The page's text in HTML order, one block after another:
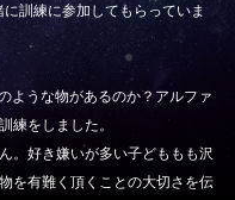
訓練に参加してもらっていま
ような物があるのか？アルファ
練をしました。
。好き嫌いが多い子どももも沢
を有難く頂くことの大切さを伝